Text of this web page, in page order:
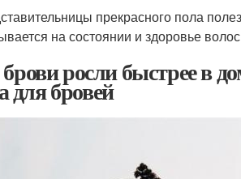
прекрасного пола
на состоянии и здоровье
росли быстрее в
бровей